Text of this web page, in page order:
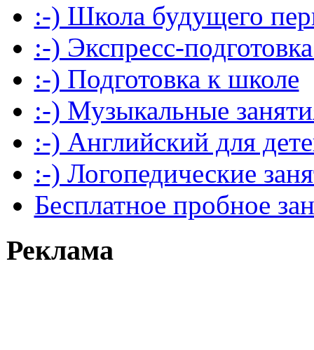
:-) Школа будущего
:-) Экспресс-
:-) Подготовка к школе
:-) Музыкальные
:-) Английский для
:-) Логопедические
Бесплатное пробное
Реклама